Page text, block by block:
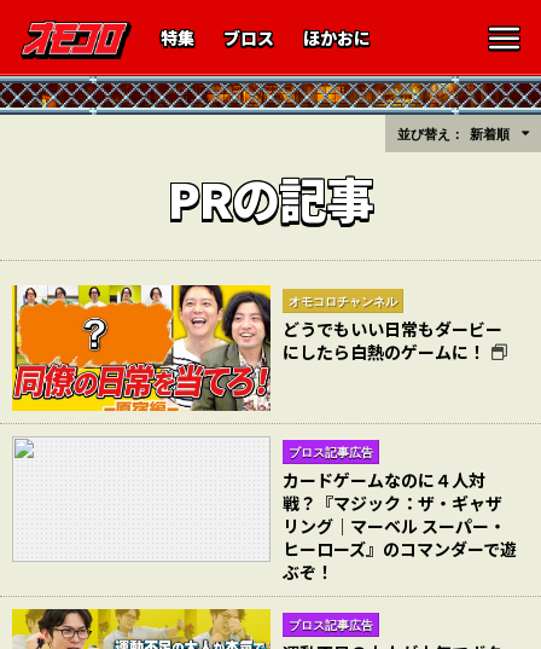
特集 ブロス ほかおに
PRの記事
並び替え： 新着順
オモコロチャンネル
どうでもいい日常もダービー
にしたら白熱のゲームに！
ブロス記事広告
カードゲームなのに４人対
戦？『マジック：ザ・ギャザ
リング｜マーベル スーパー・
ヒーローズ』のコマンダーで遊
ぶぞ！
ブロス記事広告